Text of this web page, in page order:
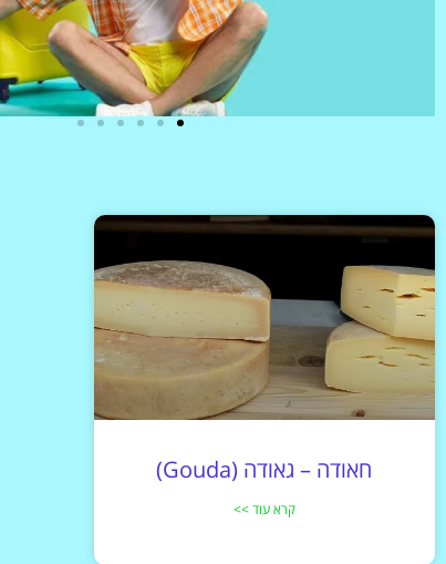
חאודה – גאודה (Gouda)
קרא עוד >>